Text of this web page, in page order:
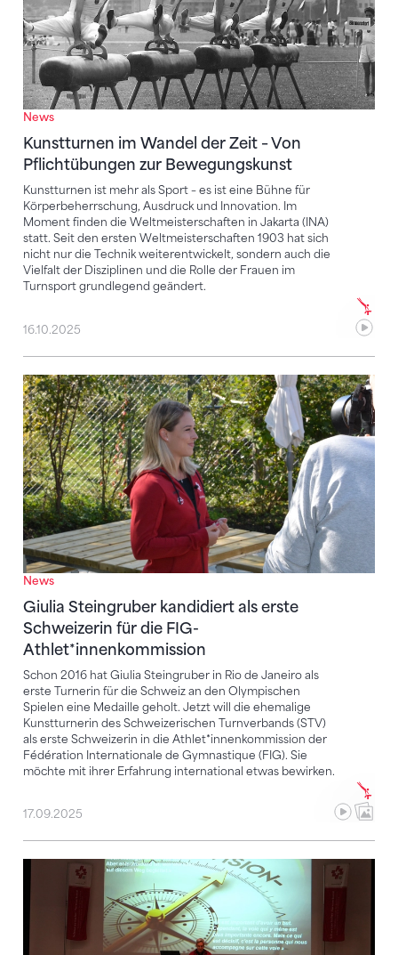
News
Kunstturnen im Wandel der Zeit – Von
Pflichtübungen zur Bewegungskunst
Kunstturnen ist mehr als Sport – es ist eine Bühne für
Körperbeherrschung, Ausdruck und Innovation. Im
Moment finden die Weltmeisterschaften in Jakarta (INA)
statt. Seit den ersten Weltmeisterschaften 1903 hat sich
nicht nur die Technik weiterentwickelt, sondern auch die
Vielfalt der Disziplinen und die Rolle der Frauen im
Turnsport grundlegend geändert.
16.10.2025
News
Giulia Steingruber kandidiert als erste
Schweizerin für die FIG-
Athlet*innenkommission
Schon 2016 hat Giulia Steingruber in Rio de Janeiro als
erste Turnerin für die Schweiz an den Olympischen
Spielen eine Medaille geholt. Jetzt will die ehemalige
Kunstturnerin des Schweizerischen Turnverbands (STV)
als erste Schweizerin in die Athlet*innenkommission der
Fédération Internationale de Gymnastique (FIG). Sie
möchte mit ihrer Erfahrung international etwas bewirken.
Giulia Steingruber kandidiert als erste Schweizerin
17.09.2025
Frühlings-VLK: Rechnung 2023 genehmigt – vieles